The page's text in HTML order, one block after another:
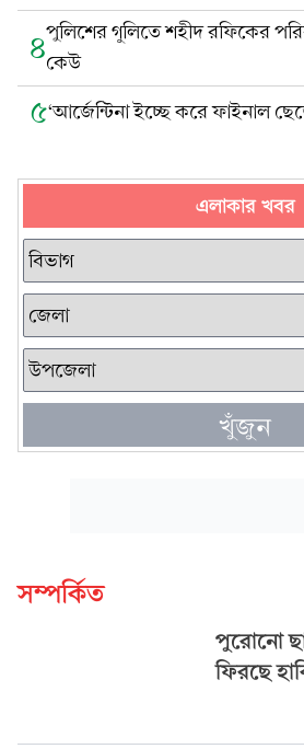
৪পুলিশের গুলিতে শহীদ রফিকের
কেউ
৫‘আর্জেন্টিনা ইচ্ছে করে ফাইনাল
এলাকার খবর
খুঁজুন
সম্পর্কিত
পুরোনো
ফিরছে